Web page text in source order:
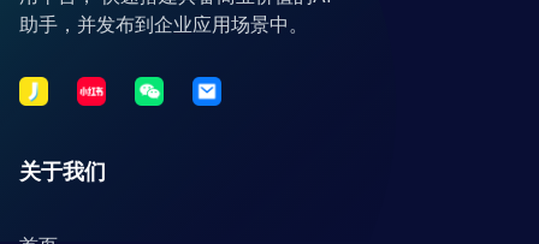
助手，并发布到企业应用场景中。
关于我们